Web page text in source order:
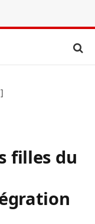
filles du